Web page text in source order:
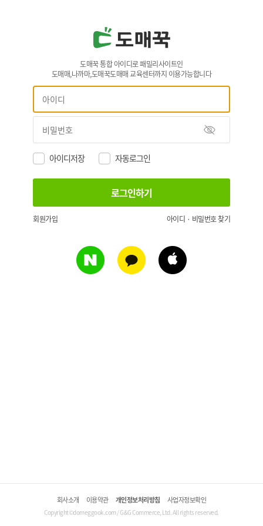
도매꾹 통합 아이디로 패밀리사이트인
도매매,나까마,도매꾹도매매 교육센터까지 이용가능합니다
아이디저장 자동로그인
회원가입 아이디 · 비밀번호 찾기
회사소개 이용약관 개인정보처리방침 사업자정보확인
Copyright©domeggook.com / G&G Commerce, Ltd. All rights reserved.